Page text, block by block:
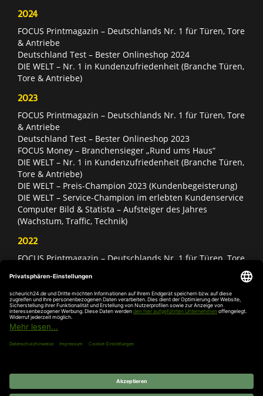
2024
FOCUS Printmagazin – Deutschlands Nr. 1 für Türen, Tore
& Antriebe
Deutschland Test – Bester Onlineshop 2024
DIE WELT – Nr. 1 in Kundenzufriedenheit (Branche Türen,
Tore & Antriebe)
2023
FOCUS Printmagazin – Deutschlands Nr. 1 für Türen, Tore
& Antriebe
Deutschland Test – Bester Onlineshop 2023
FOCUS Money – Branchensieger „Rund ums Haus“
DIE WELT – Nr. 1 in Kundenzufriedenheit (Branche Türen,
Tore & Antriebe)
DIE WELT – Preis-Champion 2023 (Kundenbegeisterung)
DIE WELT – Service-Champion im erlebten Kundenservice
Computer Bild & Statista – Aufsteiger des Jahres
(Wachstum, Traffic, Technik)
2022
FOCUS Printmagazin – Deutschlands Nr. 1 für Türen, Tore
Deutschland Test – Bester Onlineshop 2022
FOCUS Money – Branchensieger „Rund ums Haus“
DIE WELT – Service-Champion im erlebten Kundenservice
DIE WELT – Branchengewinner Gold-Rang (Türen, Tore &
Antriebe)